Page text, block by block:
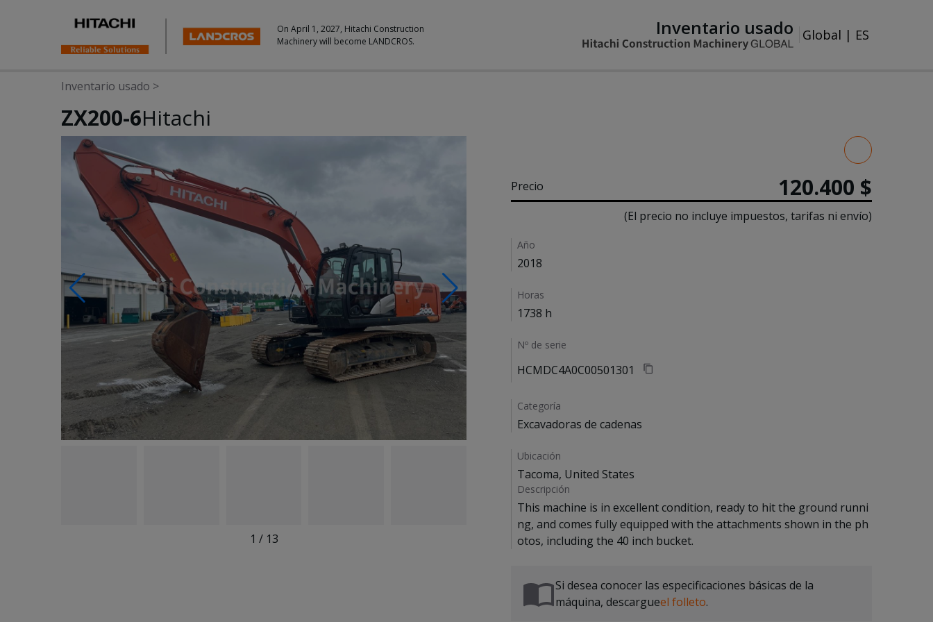
On April 1, 2027, Hitachi Construction
Machinery will become LANDCROS.
Inventario usado Global | ES
Inventario usado >
ZX200-6Hitachi
Photos & Videos
1 / 13
Precio 120.400 $
(El precio no incluye impuestos, tarifas ni envío)
Details
Año
2018
Horas
1738 h
Nº de serie
HCMDC4A0C00501301
Categoría
Excavadoras de cadenas
Ubicación
Tacoma, United States
Descripción
This machine is in excellent condition, ready to hit the ground runni
ng, and comes fully equipped with the attachments shown in the ph
Si desea conocer las especificaciones básicas de la
máquina, descargueel folleto.